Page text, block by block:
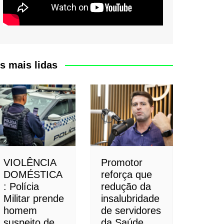
mais lidas
VIOLÊNCIA
DOMÉSTICA
: Polícia
Militar prende
homem
Promotor
reforça que
redução da
insalubridade
de servidores